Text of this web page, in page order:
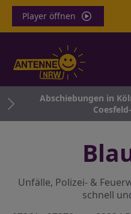
Player öffnen
Abschiebungen in
Unfälle, Polizei- &
schnell